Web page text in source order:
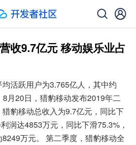
收9.7亿元 移动娱乐业占
活跃用户为3.765亿人，其中约
月20日，猎豹移动发布2019年二
豹移动总收入为9.7亿元，同比下
润达4853万元，同比下滑75.3%，
万元。 第二季度，猎豹移动全